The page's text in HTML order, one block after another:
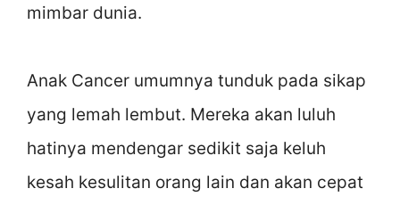
mimbar dunia.
Anak Cancer umumnya tunduk pada sikap
yang lemah lembut. Mereka akan luluh
hatinya mendengar sedikit saja keluh
kesah kesulitan orang lain dan akan cepat